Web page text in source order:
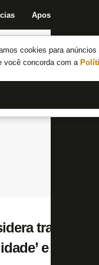
cookies para
você concorda com a
Apostas
trabalho
e vê